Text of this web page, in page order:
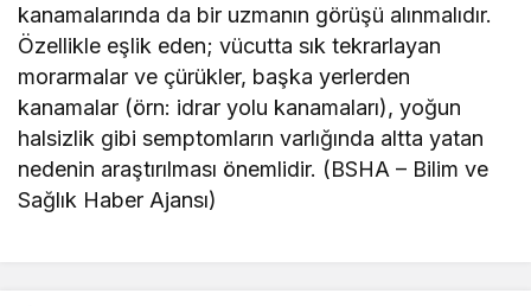
kanamalarında da bir uzmanın görüşü alınmalıdır.
Özellikle eşlik eden; vücutta sık tekrarlayan
morarmalar ve çürükler, başka yerlerden
kanamalar (örn: idrar yolu kanamaları), yoğun
halsizlik gibi semptomların varlığında altta yatan
nedenin araştırılması önemlidir. (BSHA – Bilim ve
Sağlık Haber Ajansı)